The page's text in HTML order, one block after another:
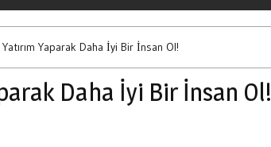
Yaparak Daha İyi Bir İnsan Ol!
Daha İyi Bir İnsan Ol!